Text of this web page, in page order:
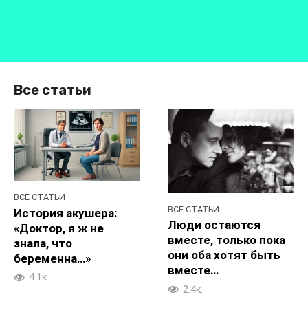
Все статьи
ВСЕ СТАТЬИ
История акушера:
«Доктор, я ж не
знала, что
беременна…»
4.1к.
ВСЕ СТАТЬИ
Люди остаются
вместе, только пока
они оба хотят быть
вместе…
2.4к.